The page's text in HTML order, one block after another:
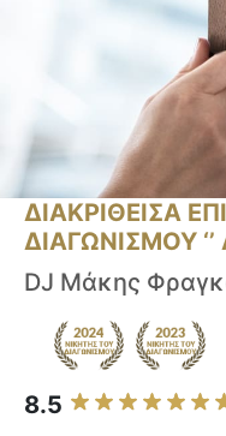
ΔΙΑΚΡΙΘΕΙΣΑ
ΔΙΑΓΩΝΙΣΜΟΥ ‘’
DJ Μάκης
8.5